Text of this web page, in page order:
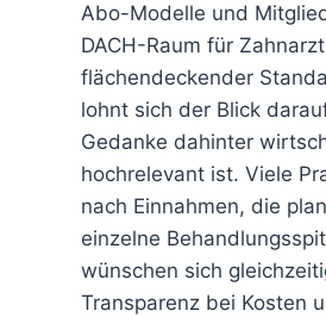
Abo-Modelle und
DACH-Raum für
flächendeckender
lohnt sich der Blick
Gedanke dahinter
hochrelevant ist. Viele
nach Einnahmen, die
einzelne
wünschen sich
Transparenz bei Kosten